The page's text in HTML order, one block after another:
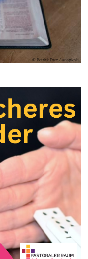
© Patrick Fore / unsplash